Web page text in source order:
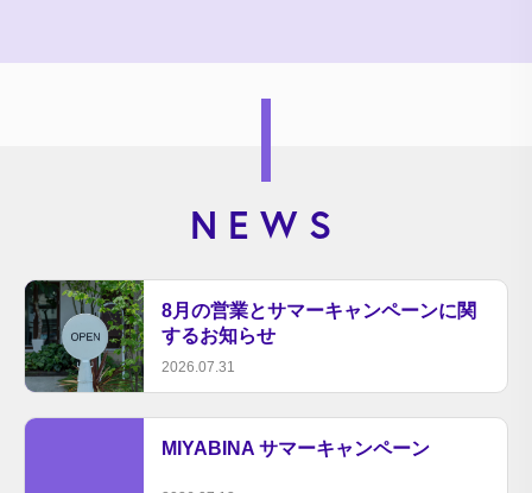
NEWS
8月の営業とサマーキャンペーンに関
するお知らせ
2026.07.31
MIYABINA サマーキャンペーン